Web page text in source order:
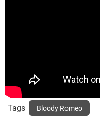
Tags Bloody Romeo